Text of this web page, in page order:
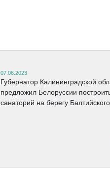
07.06.2023
Губернатор Калининградской
предложил Белоруссии
санаторий на берегу